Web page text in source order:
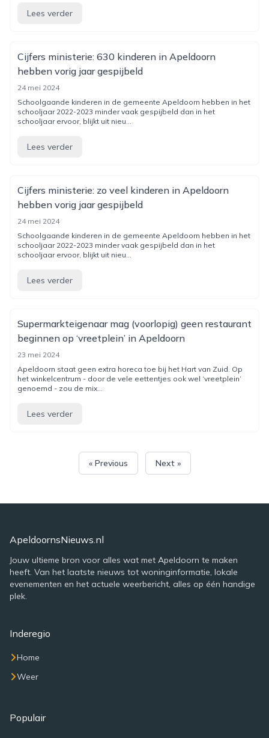
Lees verder
Cijfers ministerie: 630 kinderen in Apeldoorn
hebben vorig jaar gespijbeld
24 mei 2024
Schoolgaande kinderen in de gemeente Apeldoorn hebben in het
schooljaar 2022-2023 minder vaak gespijbeld dan in het
schooljaar ervoor, blijkt uit nieu...
Lees verder
Cijfers ministerie: zo veel kinderen in Apeldoorn
hebben vorig jaar gespijbeld
24 mei 2024
Schoolgaande kinderen in de gemeente Apeldoorn hebben in het
schooljaar 2022-2023 minder vaak gespijbeld dan in het
schooljaar ervoor, blijkt uit nieu...
Lees verder
Supermarkteigenaar mag (voorlopig) geen restaurant
beginnen op ‘vreetplein’ in Apeldoorn
23 mei 2024
Apeldoorn staat geen extra horeca toe bij het Hart van Zuid. Op
het winkelcentrum - door de vele eettentjes ook wel ‘vreetplein’
genoemd - zou de mix...
Lees verder
« Previous Next »
ApeldoornsNieuws.nl
Jouw ultieme bron voor alles wat met Apeldoorn te maken
heeft. Van het laatste nieuws tot woninginformatie, lokale
evenementen en het actuele weerbericht, alles op één handige
plek.
Inderegio
Home
Weer
Populair